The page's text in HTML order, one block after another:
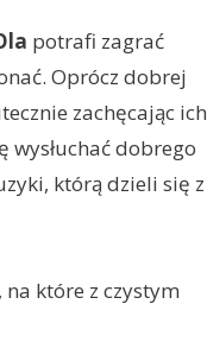
potrafi zagrać
Oprócz dobrej
zachęcając ich
wysłuchać dobrego
którą dzieli się z
które z czystym